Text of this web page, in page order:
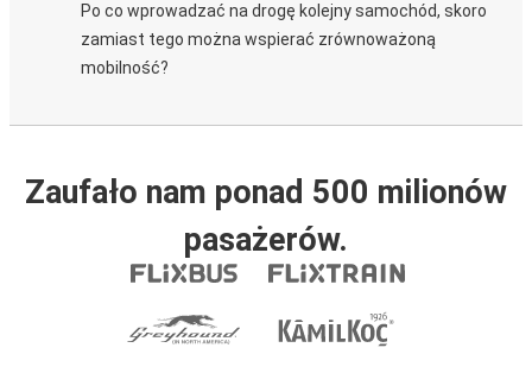
Po co wprowadzać na drogę kolejny samochód, skoro
zamiast tego można wspierać zrównoważoną
mobilność?
Zaufało nam ponad 500 milionów
pasażerów.